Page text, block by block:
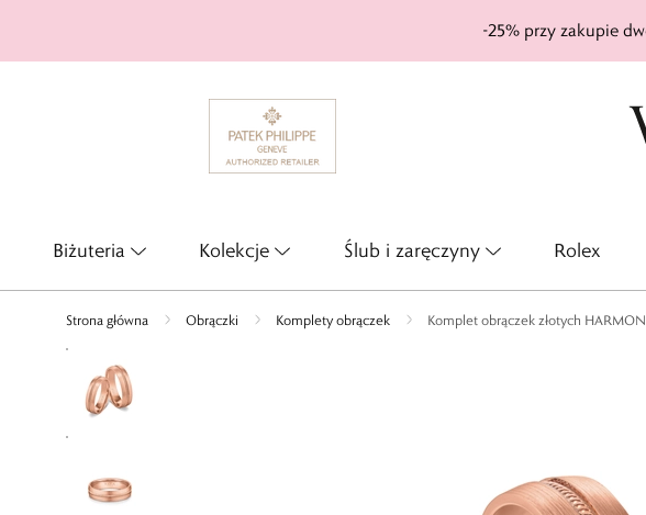
-25% przy zakupie
Biżuteria Kolekcje Ślub i zaręczyny Rolex
Strona główna Obrączki Komplety obrączek Komplet obrączek złotych